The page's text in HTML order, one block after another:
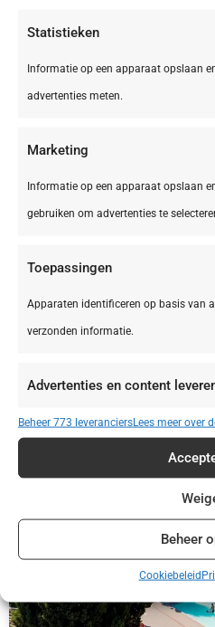
Statistieken
Informatie op een apparaat opslaan
advertenties meten.
Marketing
Informatie op een apparaat opslaan
gebruiken om advertenties te
Toepassingen
Apparaten identificeren op basis van
verzonden informatie.
Advertenties en content
Beheer 773 leveranciersLees meer over
Beheer
Cookiebeleid
DE,Bliesgau
Bliesgau Gersheim